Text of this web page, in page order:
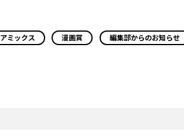
ミックス 漫画賞 編集部からのお知らせ